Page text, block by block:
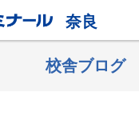
奈良
校舎ブログ